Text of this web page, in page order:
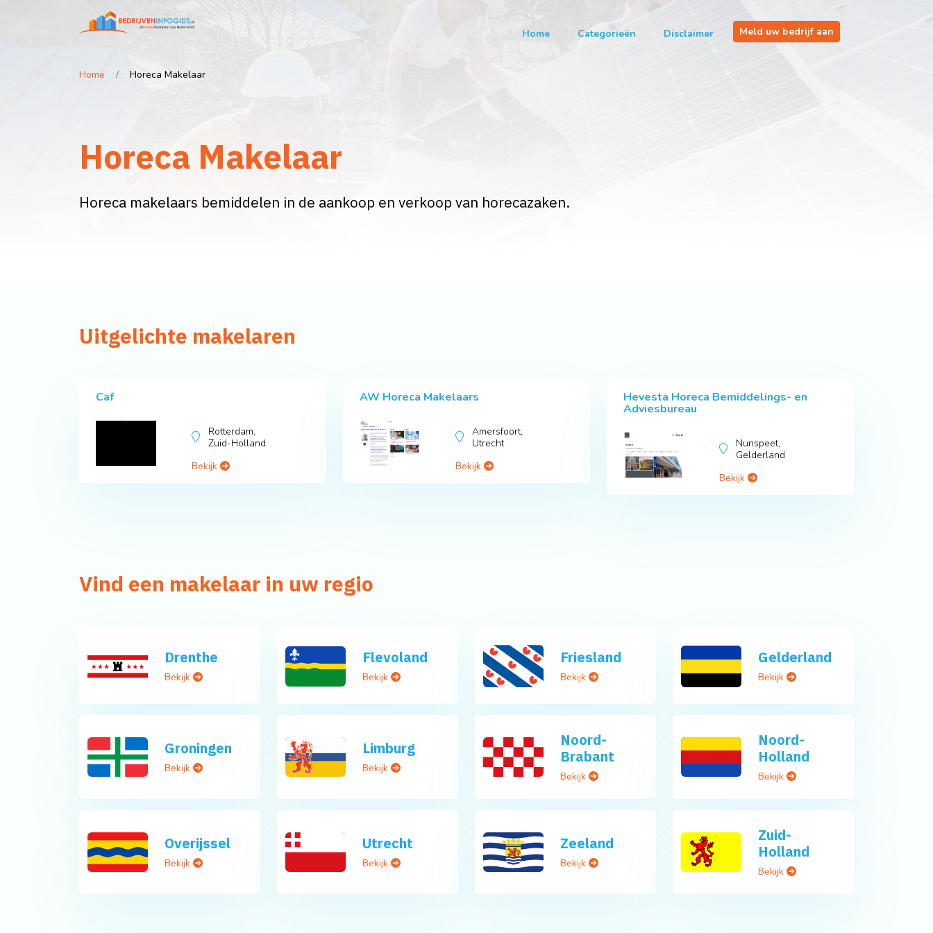
Home Categorieën Disclaimer Meld uw bedrijf aan
Home Horeca Makelaar
Horeca Makelaar
Horeca makelaars bemiddelen in de aankoop en verkoop van horecazaken.
Uitgelichte makelaren
Caf
Rotterdam,
Zuid-Holland
Bekijk
AW Horeca Makelaars
Amersfoort,
Utrecht
Bekijk
Hevesta Horeca Bemiddelings- en
Adviesbureau
Nunspeet,
Gelderland
Bekijk
Vind een makelaar in uw regio
Drenthe
Bekijk
Flevoland
Bekijk
Friesland
Bekijk
Gelderland
Bekijk
Groningen
Bekijk
Limburg
Bekijk
Noord-
Brabant
Bekijk
Noord-
Holland
Bekijk
Overijssel
Bekijk
Utrecht
Bekijk
Zeeland
Bekijk
Zuid-
Holland
Bekijk